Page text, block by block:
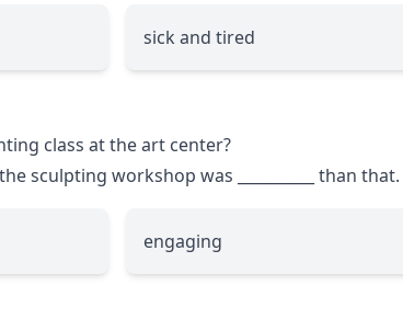
sick and tired
class at the art center?
sculpting workshop was
than that.
engaging